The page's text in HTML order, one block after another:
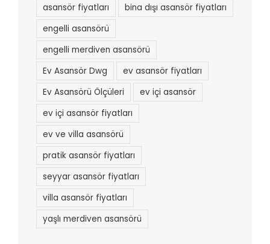
asansör fiyatları
bina dışı asansör fiyatları
engelli asansörü
engelli merdiven asansörü
Ev Asansör Dwg
ev asansör fiyatları
Ev Asansörü Ölçüleri
ev içi asansör
ev içi asansör fiyatları
ev ve villa asansörü
pratik asansör fiyatları
seyyar asansör fiyatları
villa asansör fiyatları
yaşlı merdiven asansörü